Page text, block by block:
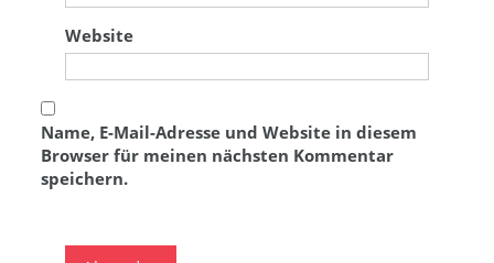
Website
Name, E-Mail-Adresse und Website in diesem
Browser für meinen nächsten Kommentar
speichern.